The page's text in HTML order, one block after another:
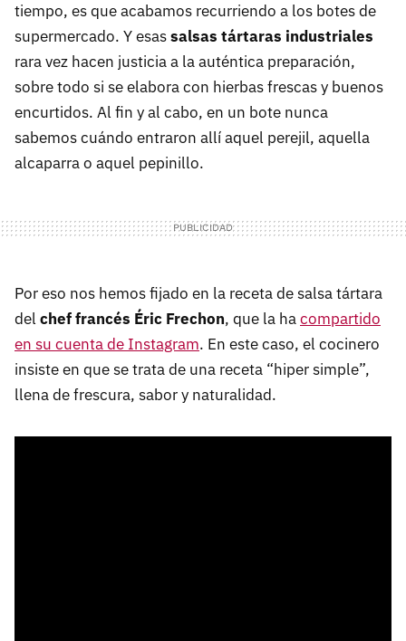
tiempo, es que acabamos recurriendo a los botes de
supermercado. Y esassalsas tártaras industriales
rara vez hacen justicia a la auténtica preparación,
sobre todo si se elabora con hierbas frescas y buenos
encurtidos. Al fin y al cabo, en un bote nunca
sabemos cuándo entraron allí aquel perejil, aquella
alcaparra o aquel pepinillo.
Por eso nos hemos fijado en la receta de salsa tártara
del chef francés Éric Frechon, que la hacompartido
en su cuenta de Instagram. En este caso, el cocinero
insiste en que se trata de una receta “hiper simple”,
llena de frescura, sabor y naturalidad.